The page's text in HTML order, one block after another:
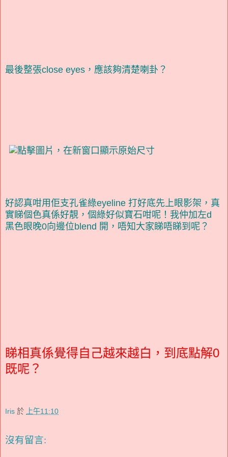
最後整張close eyes，應該夠清楚喇卦？
好認真咁用佢支孔雀綠eyeline 打好底先上眼影架，真
實睇個色真係好靚，個綠好似寶石咁呢！我仲加左d
黑色眼晚0向邊位blend 開，唔知大家睇唔睇到呢？
睇相真係覺得自己越來越白，到底點解0
既呢？
Iris 於 上午11:10
沒有留言: